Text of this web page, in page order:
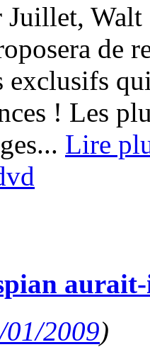
de
exclusifs
! Les
Lire
01/2009)